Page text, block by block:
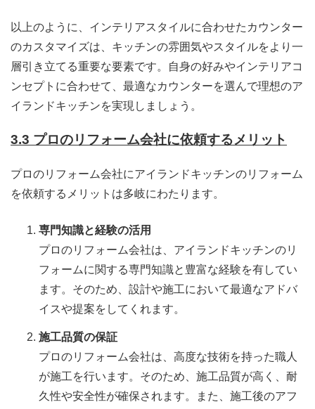
以上のように、インテリアスタイルに合わせたカウンター
のカスタマイズは、キッチンの雰囲気やスタイルをより一
層引き立てる重要な要素です。自身の好みやインテリアコ
ンセプトに合わせて、最適なカウンターを選んで理想のア
イランドキッチンを実現しましょう。
3.3 プロのリフォーム会社に依頼するメリット
プロのリフォーム会社にアイランドキッチンのリフォーム
を依頼するメリットは多岐にわたります。
専門知識と経験の活用
プロのリフォーム会社は、アイランドキッチンのリ
フォームに関する専門知識と豊富な経験を有してい
ます。そのため、設計や施工において最適なアドバ
イスや提案をしてくれます。
施工品質の保証
プロのリフォーム会社は、高度な技術を持った職人
が施工を行います。そのため、施工品質が高く、耐
久性や安全性が確保されます。また、施工後のアフ